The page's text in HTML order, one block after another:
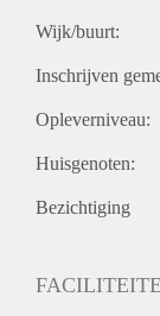
Wijk/buurt:
Inschrijven
Opleverniveau:
Huisgenoten:
Bezichtiging